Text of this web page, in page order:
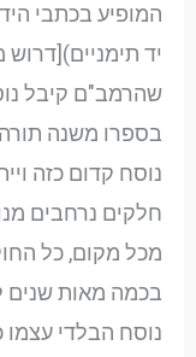
המופיע בכתבי
יד
שהרמב"ם קיבל
בספרו משנה
נוסח קדום כזה
חלקים נרחבים
מכל מקום, כל
בכמה מאות
נוסח הבלדי